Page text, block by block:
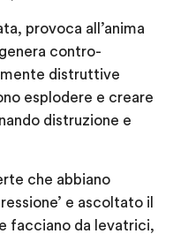
provoca all’anima
contro-
distruttive
esplodere e creare
distruzione e
che abbiano
e ascoltato il
facciano da levatrici,